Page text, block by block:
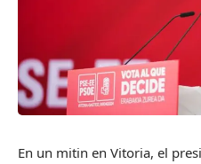
En un mitin en Vitoria, el